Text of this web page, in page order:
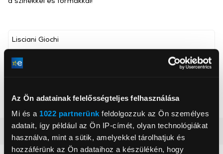
Az Ön adatainak felelősségteljes felhasználása
Mi és a 1022 partnerünk feldolgozzuk az Ön személyes
adatait, így például az Ön IP-címét, olyan technológiákat
használva, mint a sütik, amelyekkel tárolhatjuk és
hozzáférünk az Ön adataihoz a készülékén, hogy
Lisciani Giochi
, ,
Korosztály
3+ év
Részletes ismertető